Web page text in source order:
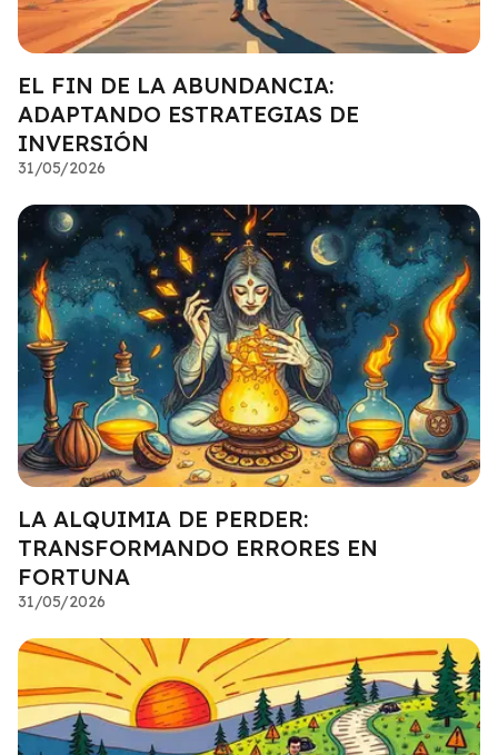
EL FIN DE LA ABUNDANCIA:
ADAPTANDO ESTRATEGIAS DE
INVERSIÓN
31/05/2026
LA ALQUIMIA DE PERDER:
TRANSFORMANDO ERRORES EN
FORTUNA
31/05/2026